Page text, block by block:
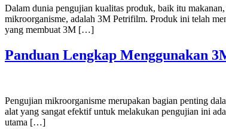
Dalam dunia pengujian kualitas produk, baik itu
mikroorganisme, adalah 3M Petrifilm. Produk ini telah
yang membuat 3M […]
Panduan Lengkap Menggunakan
Pengujian mikroorganisme merupakan bagian penting
alat yang sangat efektif untuk melakukan pengujian ini
utama […]